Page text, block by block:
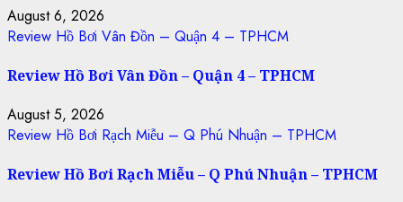
August 6, 2026
Review Hồ Bơi Vân Đồn – Quận 4 – TPHCM
Review Hồ Bơi Vân Đồn – Quận 4 – TPHCM
August 5, 2026
Review Hồ Bơi Rạch Miễu – Q Phú Nhuận – TPHCM
Review Hồ Bơi Rạch Miễu – Q Phú Nhuận – TPHCM